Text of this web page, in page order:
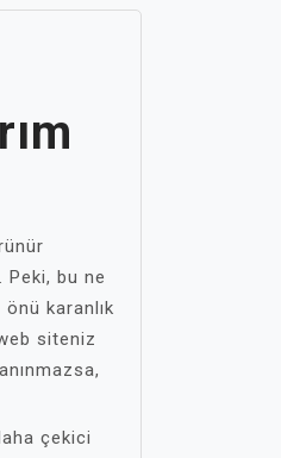
bu ne
önü karanlık
siteniz
çekici